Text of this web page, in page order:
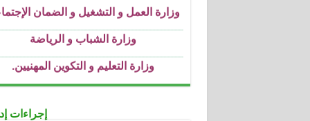
وزارة الشباب و الرياضة
وزارة التعليم و التكوين المهنيين.
وزارة التعليم العالي و البحث العملي
وزارة التربية الوطنية
إجراءات